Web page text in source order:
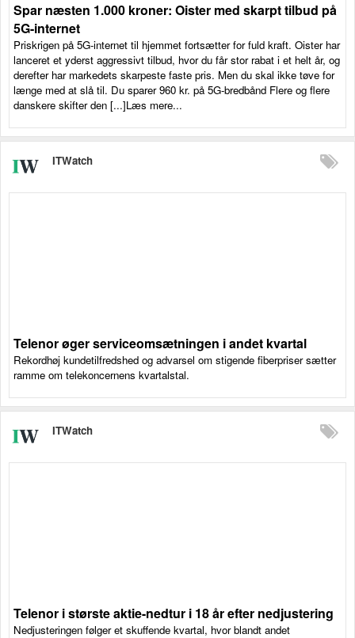
Spar næsten 1.000 kroner: Oister med skarpt tilbud på
5G-internet
Priskrigen på 5G-internet til hjemmet fortsætter for fuld kraft. Oister har
lanceret et yderst aggressivt tilbud, hvor du får stor rabat i et helt år, og
derefter har markedets skarpeste faste pris. Men du skal ikke tøve for
længe med at slå til. Du sparer 960 kr. på 5G-bredbånd Flere og flere
danskere skifter den [...]Læs mere...
ITWatch
Telenor øger serviceomsætningen i andet kvartal
Rekordhøj kundetilfredshed og advarsel om stigende fiberpriser sætter
ramme om telekoncernens kvartalstal.
ITWatch
Telenor i største aktie-nedtur i 18 år efter nedjustering
Nedjusteringen følger et skuffende kvartal, hvor blandt andet